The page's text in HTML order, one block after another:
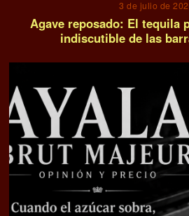
3 de julio de
Agave reposado: El tequila
indiscutible de las